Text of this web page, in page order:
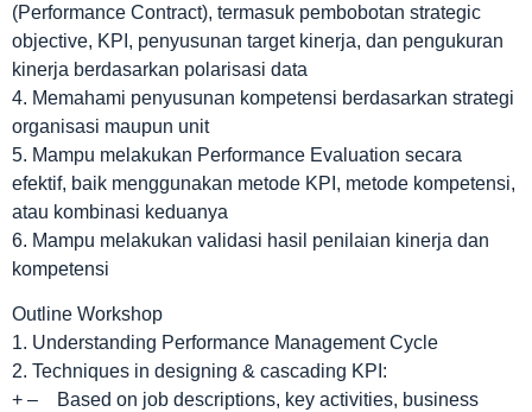
(Performance Contract), termasuk pembobotan strategic
objective, KPI, penyusunan target kinerja, dan pengukuran
kinerja berdasarkan polarisasi data
4. Memahami penyusunan kompetensi berdasarkan strategi
organisasi maupun unit
5. Mampu melakukan Performance Evaluation secara
efektif, baik menggunakan metode KPI, metode kompetensi,
atau kombinasi keduanya
6. Mampu melakukan validasi hasil penilaian kinerja dan
kompetensi
Outline Workshop
1. Understanding Performance Management Cycle
2. Techniques in designing & cascading KPI:
+ – Based on job descriptions, key activities, business